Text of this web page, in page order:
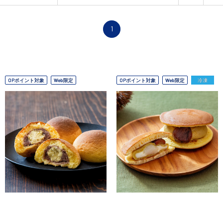
1
OPポイント対象 Web限定 OPポイント対象 Web限定 冷凍